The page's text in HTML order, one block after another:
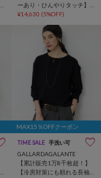
ーあり・ひんやりタッチ】
夏向き２タックワイドパン
¥14,630 (5%OFF)
MAX15％OFFクーポン
TIME SALE 手洗い可
GALLARDAGALANTE
【累計販売1万8千枚超！】
【冷房対策にも頼れる長袖